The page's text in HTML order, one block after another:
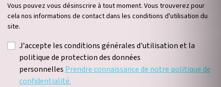
Vous pouvez vous désinscrire à tout moment. Vous trouverez pour
cela nos informations de contact dans les conditions d'utilisation du
site.
J'accepte les conditions générales d'utilisation et la
politique de protection des données
personnelles Prendre connaissance de notre politique de
confidentialité.